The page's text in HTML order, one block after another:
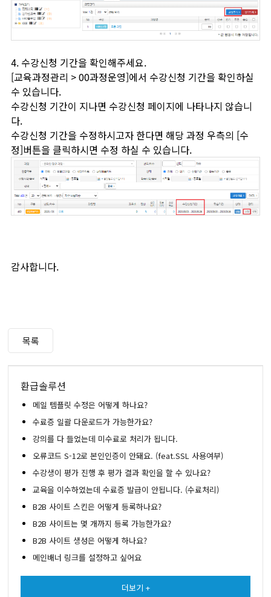
4. 수강신청 기간을 확인해주세요.
[교육과정관리 > 00과정운영]에서 수강신청 기간을 확인하실
수 있습니다.
수강신청 기간이 지나면 수강신청 페이지에 나타나지 않습니
다.
수강신청 기간을 수정하시고자 한다면 해당 과정 우측의 [수
정]버튼을 클릭하시면 수정 하실 수 있습니다.
감사합니다.
목록
환급솔루션
메일 템플릿 수정은 어떻게 하나요?
수료증 일괄 다운로드가 가능한가요?
강의를 다 들었는데 미수료로 처리가 됩니다.
오류코드 S-12로 본인인증이 안돼요. (feat.SSL 사용여부)
수강생이 평가 진행 후 평가 결과 확인을 할 수 있나요?
교육을 이수하였는데 수료증 발급이 안됩니다. (수료처리)
B2B 사이트 스킨은 어떻게 등록하나요?
B2B 사이트는 몇 개까지 등록 가능한가요?
B2B 사이트 생성은 어떻게 하나요?
메인배너 링크를 설정하고 싶어요
더보기 +